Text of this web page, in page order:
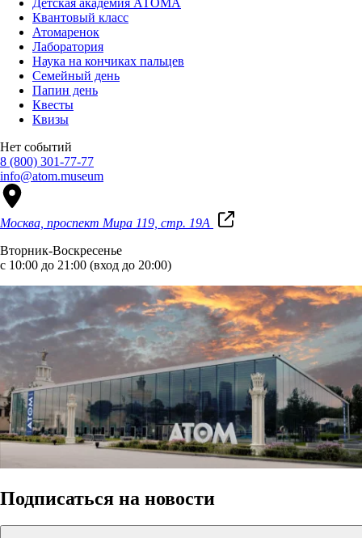
Квантовый класс
Атомаренок
Лаборатория
Наука на кончиках пальцев
Семейный день
Папин день
Квесты
Квизы
Нет событий
8 (800) 301-77-77
info@atom.museum
Москва, проспект Мира 119, стр. 19А
Вторник-Воскресенье
с 10:00 до 21:00 (вход до 20:00)
Подписаться на новости